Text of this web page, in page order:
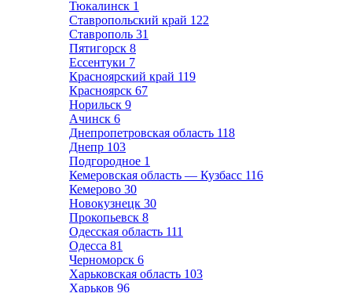
Тюкалинск 1
Ставропольский край 122
Ставрополь 31
Пятигорск 8
Ессентуки 7
Красноярский край 119
Красноярск 67
Норильск 9
Ачинск 6
Днепропетровская область 118
Днепр 103
Подгородное 1
Кемеровская область — Кузбасс 116
Кемерово 30
Новокузнецк 30
Прокопьевск 8
Одесская область 111
Одесса 81
Черноморск 6
Харьковская область 103
Харьков 96